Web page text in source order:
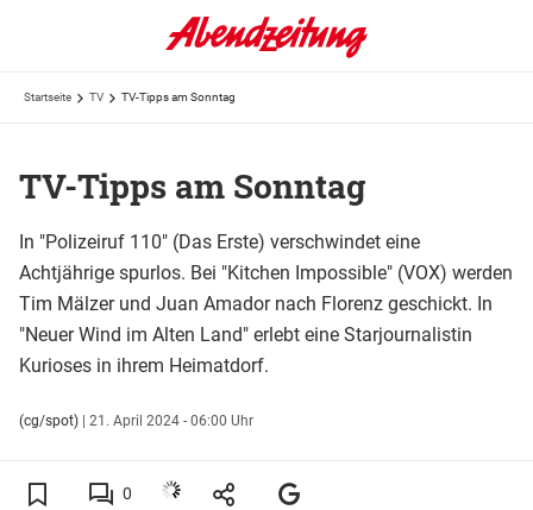
Startseite TV TV-Tipps am Sonntag
TV-Tipps am Sonntag
In "Polizeiruf 110" (Das Erste) verschwindet eine
Achtjährige spurlos. Bei "Kitchen Impossible" (VOX) werden
Tim Mälzer und Juan Amador nach Florenz geschickt. In
"Neuer Wind im Alten Land" erlebt eine Starjournalistin
Kurioses in ihrem Heimatdorf.
(cg/spot) | 21. April 2024 - 06:00 Uhr
0